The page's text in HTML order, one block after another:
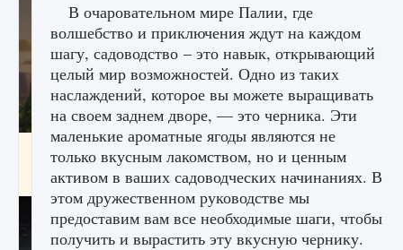
Как заработать медали лиги Clash of Clans
9 августа 2024 2 599 0 1
В очаровательном мире Палии, где
волшебство и приключения ждут на каждом
шагу, садоводство – это навык, открывающий
целый мир возможностей. Одно из таких
наслаждений, которое вы можете выращивать
на своем заднем дворе, — это черника. Эти
маленькие ароматные ягоды являются не
только вкусным лакомством, но и ценным
активом в ваших садоводческих начинаниях. В
этом дружественном руководстве мы
предоставим вам все необходимые шаги, чтобы
получить и вырастить эту вкусную чернику.